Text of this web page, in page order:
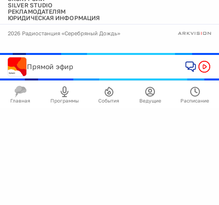
SILVER STUDIO
РЕКЛАМОДАТЕЛЯМ
ЮРИДИЧЕСКАЯ ИНФОРМАЦИЯ
2026 Радиостанция «Серебряный Дождь»
Прямой эфир
Главная Программы События Ведущие Расписание